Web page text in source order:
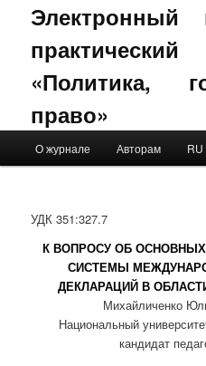
Электронный
«Политика,
право»
Skip to primary content
Skip to secondary content
О журнале Авторам RU
УДК 351:327.7
К ВОПРОСУ ОБ
СИСТЕМЫ
ДЕКЛАРАЦИЙ В
Михайличенко
Национальный
кандидат